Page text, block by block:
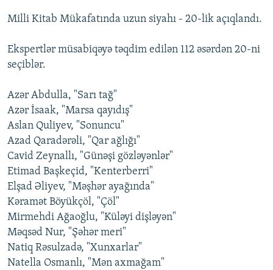
XƏBƏR BÜLLETENLƏRIMIZ
Milli Kitab Mükafatında uzun siyahı - 20-lik açıqlandı.
Ekspertlər müsabiqəyə təqdim edilən 112 əsərdən 20-ni
seçiblər.
Azər Abdulla, "Sarı tağ"
Azər İsaak, "Marsa qayıdış"
Aslan Quliyev, "Sonuncu"
Azad Qaradərəli, "Qar ağlığı"
Cavid Zeynallı, "Günəşi gözləyənlər"
Etimad Başkeçid, "Kenterberri"
Elşad Əliyev, "Məşhər ayağında"
Kəramət Böyükçöl, "Çöl"
Mirmehdi Ağaoğlu, "Küləyi dişləyən"
Məqsəd Nur, "Şəhər meri"
Natiq Rəsulzadə, "Xunxarlar"
Natella Osmanlı, "Mən axmağam"